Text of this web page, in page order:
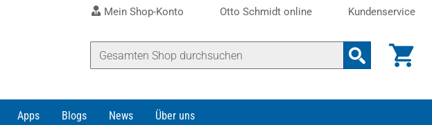
Mein Shop-Konto Otto Schmidt online Kundenservice
Apps Blogs News Über uns